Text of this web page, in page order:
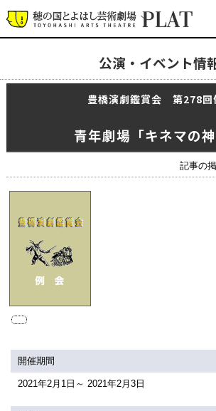
アクセシビリティ/
サービス
公演・イベント情
豊橋演劇鑑賞会 第278回
青年劇場「キネマの神
記事の
開催期間
2021年2月1日～ 2021年2月3日
最新の公演・イベント情報
演劇・ダンス・音楽など
ワークショップ・講座
チケット・座席表・鑑賞サポートなど
施設の利用について
関連団体・施設